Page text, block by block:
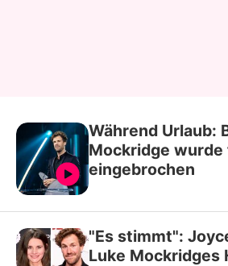
Während Urlaub:
Mockridge wurde
eingebrochen
"Es stimmt":
Luke Mockridges